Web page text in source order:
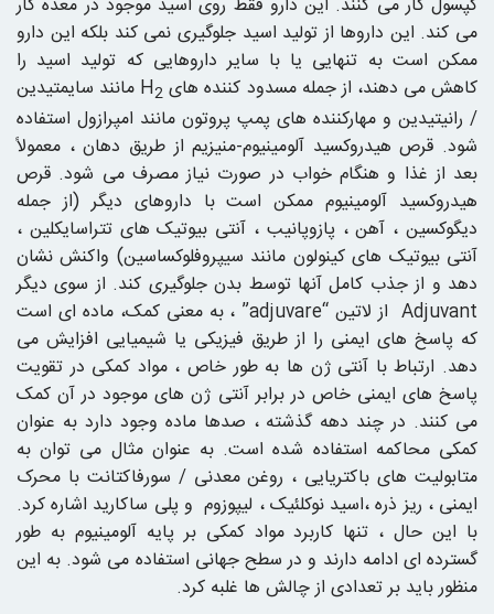
کپسول کار می کنند. این دارو فقط روی اسید موجود در معده کار
می کند. این داروها از تولید اسید جلوگیری نمی کند بلکه این دارو
ممکن است به تنهایی یا با سایر داروهایی که تولید اسید را
کاهش می دهند، از جمله مسدود کننده های H 2
مانند سایمتیدین
/ رانیتیدین و مهارکننده های پمپ پروتون مانند امپرازول استفاده
شود. قرص هیدروکسید آلومینیوم-منیزیم از طریق دهان ، معمولاً
بعد از غذا و هنگام خواب در صورت نیاز مصرف می شود. قرص
هیدروکسید آلومینیوم ممکن است با داروهای دیگر (از جمله
دیگوکسین ، آهن ، پازوپانیب ، آنتی بیوتیک های تتراسایکلین ،
آنتی بیوتیک های کینولون مانند سیپروفلوکساسین) واکنش نشان
دهد و از جذب کامل آنها توسط بدن جلوگیری کند. از سوی دیگر
Adjuvant از لاتین “adjuvare” ، به معنی کمک، ماده ای است
که پاسخ های ایمنی را از طریق فیزیکی یا شیمیایی افزایش می
دهد. ارتباط با آنتی ژن ها به طور خاص ، مواد کمکی در تقویت
پاسخ های ایمنی خاص در برابر آنتی ژن های موجود در آن کمک
می کنند. در چند دهه گذشته ، صدها ماده وجود دارد به عنوان
کمکی محاکمه استفاده شده است. به عنوان مثال می توان به
متابولیت های باکتریایی ، روغن معدنی / سورفاکتانت با محرک
ایمنی ، ریز ذره ،اسید نوکلئیک ، لیپوزوم و پلی ساکارید اشاره کرد.
با این حال ، تنها کاربرد مواد کمکی بر پایه آلومینیوم به طور
گسترده ای ادامه دارند و در سطح جهانی استفاده می شود. به این
منظور باید بر تعدادی از چالش ها غلبه کرد.